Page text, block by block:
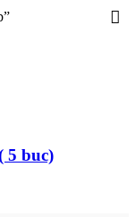
5 buc)